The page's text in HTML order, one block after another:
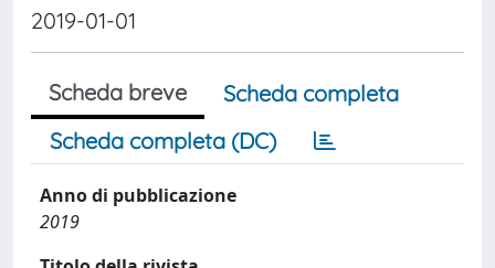
2019-01-01
Scheda breve
Scheda completa
Scheda completa (DC)
Anno di pubblicazione
2019